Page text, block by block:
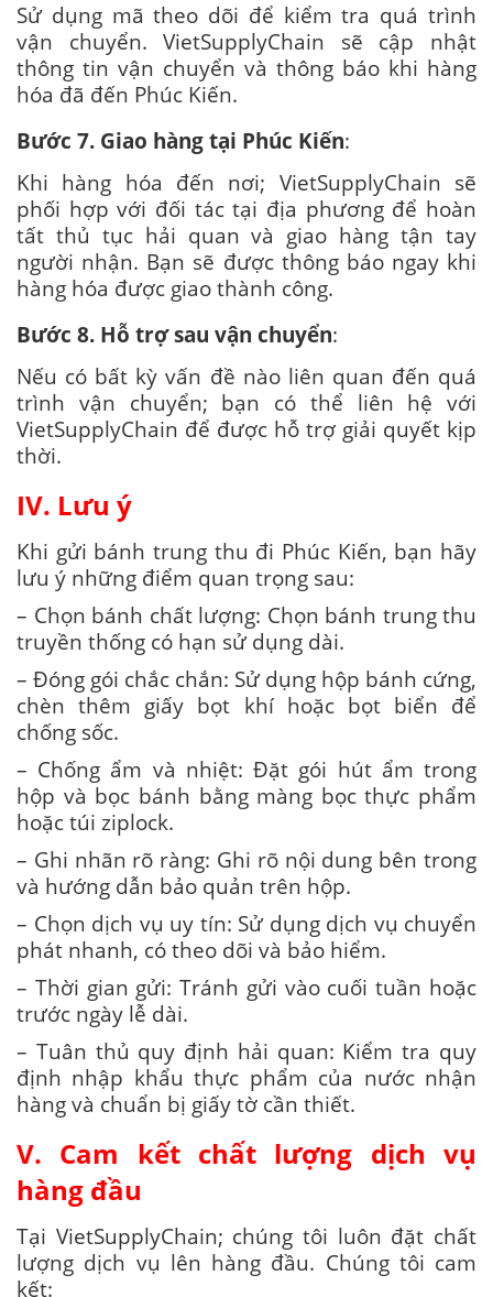
Sử dụng mã theo dõi để kiểm tra quá trình
vận chuyển. VietSupplyChain sẽ cập nhật
thông tin vận chuyển và thông báo khi hàng
hóa đã đến Phúc Kiến.
Bước 7. Giao hàng tại Phúc Kiến:
Khi hàng hóa đến nơi; VietSupplyChain sẽ
phối hợp với đối tác tại địa phương để hoàn
tất thủ tục hải quan và giao hàng tận tay
người nhận. Bạn sẽ được thông báo ngay khi
hàng hóa được giao thành công.
Bước 8. Hỗ trợ sau vận chuyển:
Nếu có bất kỳ vấn đề nào liên quan đến quá
trình vận chuyển; bạn có thể liên hệ với
VietSupplyChain để được hỗ trợ giải quyết kịp
thời.
IV. Lưu ý
Khi gửi bánh trung thu đi Phúc Kiến, bạn hãy
lưu ý những điểm quan trọng sau:
– Chọn bánh chất lượng: Chọn bánh trung thu
truyền thống có hạn sử dụng dài.
– Đóng gói chắc chắn: Sử dụng hộp bánh cứng,
chèn thêm giấy bọt khí hoặc bọt biển để
chống sốc.
– Chống ẩm và nhiệt: Đặt gói hút ẩm trong
hộp và bọc bánh bằng màng bọc thực phẩm
hoặc túi ziplock.
– Ghi nhãn rõ ràng: Ghi rõ nội dung bên trong
và hướng dẫn bảo quản trên hộp.
– Chọn dịch vụ uy tín: Sử dụng dịch vụ chuyển
phát nhanh, có theo dõi và bảo hiểm.
– Thời gian gửi: Tránh gửi vào cuối tuần hoặc
trước ngày lễ dài.
– Tuân thủ quy định hải quan: Kiểm tra quy
định nhập khẩu thực phẩm của nước nhận
hàng và chuẩn bị giấy tờ cần thiết.
V. Cam kết chất lượng dịch vụ
hàng đầu
Tại VietSupplyChain; chúng tôi luôn đặt chất
lượng dịch vụ lên hàng đầu. Chúng tôi cam
kết: